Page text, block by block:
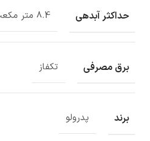
حداکثر آبدهی 8.4 متر مکعب در ساعت
برق مصرفی تکفاز
برند پدرولو